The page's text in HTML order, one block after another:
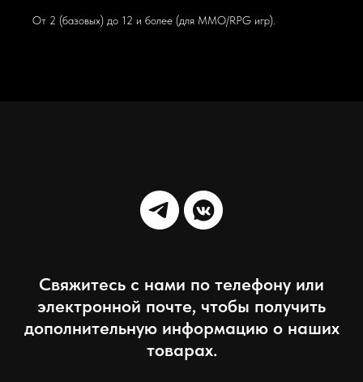
От 2 (базовых) до 12 и более (для MMO/RPG игр).
Свяжитесь с нами по телефону или
электронной почте, чтобы получить
дополнительную информацию о наших
товарах.